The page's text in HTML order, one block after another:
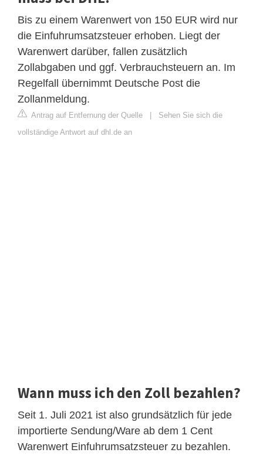
Bis zu einem Warenwert von 150 EUR wird nur
die Einfuhrumsatzsteuer erhoben. Liegt der
Warenwert darüber, fallen zusätzlich
Zollabgaben und ggf. Verbrauchsteuern an. Im
Regelfall übernimmt Deutsche Post die
Zollanmeldung.
Antrag auf Entfernung der Quelle
Sehen Sie sich die
vollständige Antwort auf dhl.de an
Wann muss ich den Zoll bezahlen?
Seit 1. Juli 2021 ist also grundsätzlich für jede
importierte Sendung/Ware ab dem 1 Cent
Warenwert Einfuhrumsatzsteuer zu bezahlen.